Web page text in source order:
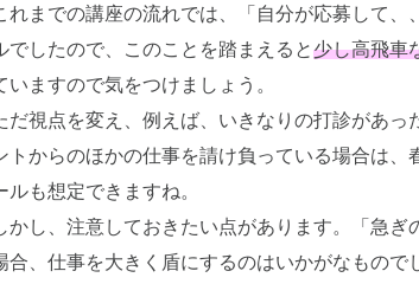
れまでの講座の流れでは、「自分が応募して、
でしたので、このことを踏まえると少し高飛車
いますので気をつけましょう。
だ視点を変え、例えば、いきなりの打診があっ
トからのほかの仕事を請け負っている場合は、
ルも想定できますね。
かし、注意しておきたい点があります。「急
合、仕事を大きく盾にするのはいかがなもの